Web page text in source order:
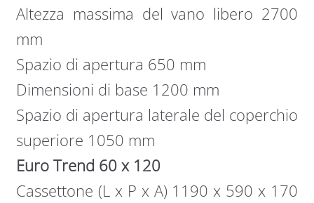
Altezza massima del vano libero 2700
mm
Spazio di apertura 650 mm
Dimensioni di base 1200 mm
Spazio di apertura laterale del coperchio
superiore 1050 mm
Euro Trend 60 x 120
Cassettone (L x P x A) 1190 x 590 x 170